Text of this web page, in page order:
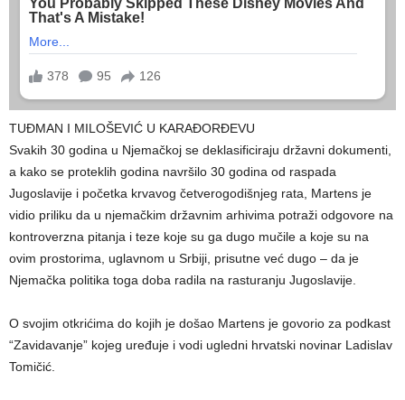
TUĐMAN I MILOŠEVIĆ U KARAĐORĐEVU
Svakih 30 godina u Njemačkoj se deklasificiraju državni dokumenti,
a kako se proteklih godina navršilo 30 godina od raspada
Jugoslavije i početka krvavog četverogodišnjeg rata, Martens je
vidio priliku da u njemačkim državnim arhivima potraži odgovore na
kontroverzna pitanja i teze koje su ga dugo mučile a koje su na
ovim prostorima, uglavnom u Srbiji, prisutne već dugo – da je
Njemačka politika toga doba radila na rasturanju Jugoslavije.
O svojim otkrićima do kojih je došao Martens je govorio za podkast
“Zavidavanje” kojeg uređuje i vodi ugledni hrvatski novinar Ladislav
Tomičić.